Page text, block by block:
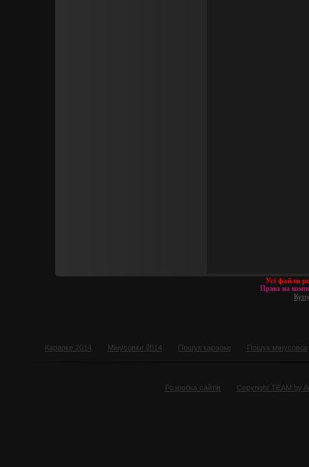
Усі файли
Права на
Караоке 2014 Мінусовки 2014 Пошук караоке Пошук мінусовок
Розробка сайтів Copyright TEAM by